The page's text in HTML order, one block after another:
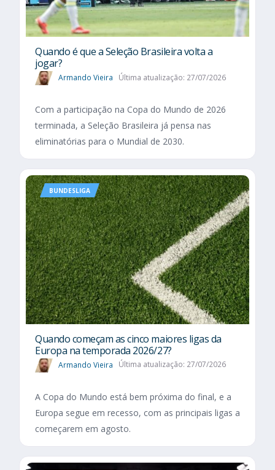
Quando é que a Seleção Brasileira volta a
jogar?
Armando Vieira Última atualização: 27/07/2026
Com a participação na Copa do Mundo de 2026
terminada, a Seleção Brasileira já pensa nas
eliminatórias para o Mundial de 2030.
BUNDESLIGA
Quando começam as cinco maiores ligas da
Europa na temporada 2026/27?
Armando Vieira Última atualização: 27/07/2026
A Copa do Mundo está bem próxima do final, e a
Europa segue em recesso, com as principais ligas a
começarem em agosto.